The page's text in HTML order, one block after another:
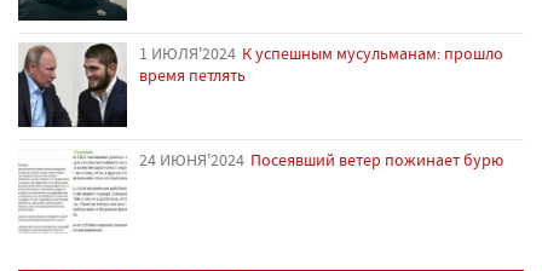
1 ИЮЛЯ'2024 К успешным мусульманам: прошло
время петлять
24 ИЮНЯ'2024 Посеявший ветер пожинает бурю